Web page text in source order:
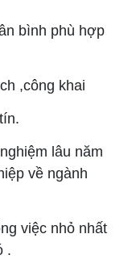
bình phù hợp
,công khai
lâu năm
về ngành
việc nhỏ nhất
.